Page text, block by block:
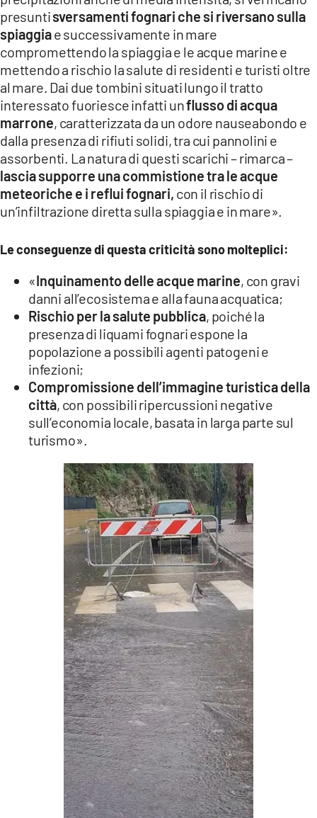
presuntisversamenti fognari che si riversano sulla
spiaggiae successivamente in mare
compromettendo la spiaggia e le acque marine e
mettendo a rischio la salute di residenti e turisti oltre
al mare. Dai due tombini situati lungo il tratto
interessato fuoriesce infatti unflusso di acqua
marrone, caratterizzata da un odore nauseabondo e
dalla presenza di rifiuti solidi, tra cui pannolini e
assorbenti. La natura di questi scarichi – rimarca –
lascia supporre una commistione tra le acque
meteoriche e i reflui fognari, con il rischio di
un’infiltrazione diretta sulla spiaggia e in mare».
Le conseguenze di questa criticità sono molteplici:
«Inquinamento delle acque marine, con gravi
danni all’ecosistema e alla fauna acquatica;
Rischio per la salute pubblica, poiché la
presenza di liquami fognari espone la
popolazione a possibili agenti patogeni e
infezioni;
Compromissione dell’immagine turistica della
città, con possibili ripercussioni negative
sull’economia locale, basata in larga parte sul
turismo».